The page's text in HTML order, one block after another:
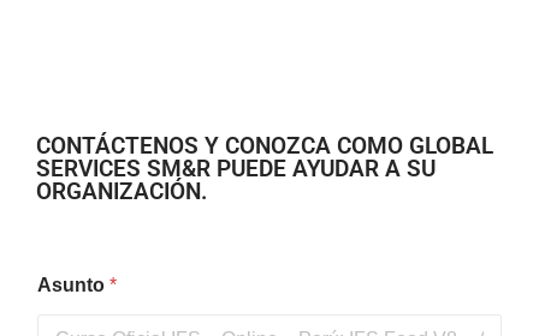
CONTÁCTENOS Y CONOZCA COMO GLOBAL
SERVICES SM&R PUEDE AYUDAR A SU
ORGANIZACIÓN.
Asunto *